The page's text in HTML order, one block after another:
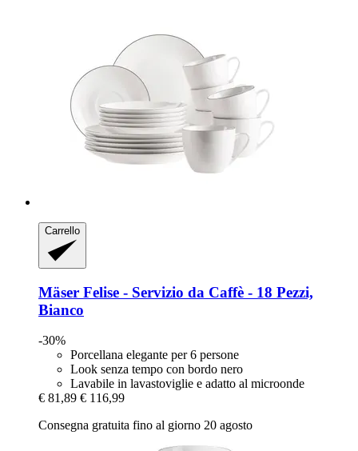
Carrello
Mäser Felise -​ Servizio da Caffè -​ 18 Pezzi,
Bianco
-30%
Porcellana elegante per 6 persone
Look senza tempo con bordo nero
Lavabile in lavastoviglie e adatto al microonde
€ 81,89 € 116,99
Consegna gratuita fino al giorno 20 agosto